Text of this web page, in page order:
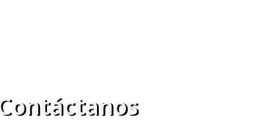
Contáctanos